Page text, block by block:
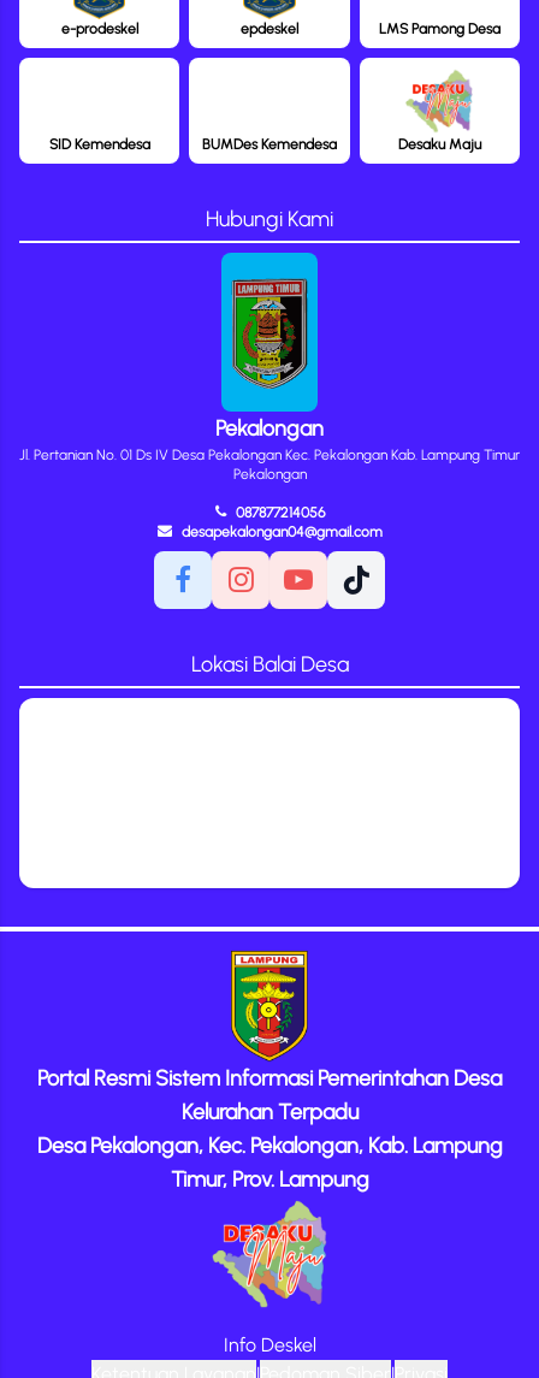
e-prodeskel epdeskel LMS Pamong Desa
SID Kemendesa BUMDes Kemendesa Desaku Maju
Hubungi Kami
Pekalongan
Jl. Pertanian No. 01 Ds IV Desa Pekalongan Kec. Pekalongan Kab. Lampung Timur
Pekalongan
087877214056
desapekalongan04@gmail.com
Lokasi Balai Desa
Portal Resmi Sistem Informasi Pemerintahan Desa
Kelurahan Terpadu
Desa Pekalongan, Kec. Pekalongan, Kab. Lampung
Timur, Prov. Lampung
Info Deskel